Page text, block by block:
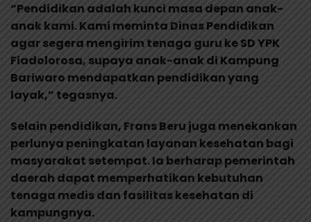
“Pendidikan adalah kunci masa depan anak-
anak kami. Kami meminta Dinas Pendidikan
agar segera mengirim tenaga guru ke SD YPK
Fiadolorosa, supaya anak-anak di Kampung
Bariwaro mendapatkan pendidikan yang
layak,” tegasnya.
Selain pendidikan, Frans Beru juga menekankan
perlunya peningkatan layanan kesehatan bagi
masyarakat setempat. Ia berharap pemerintah
daerah dapat memperhatikan kebutuhan
tenaga medis dan fasilitas kesehatan di
kampungnya.